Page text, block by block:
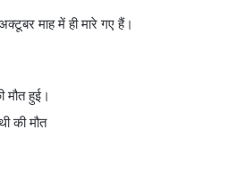
माह में ही मारे गए हैं।
मौत हुई।
की मौत